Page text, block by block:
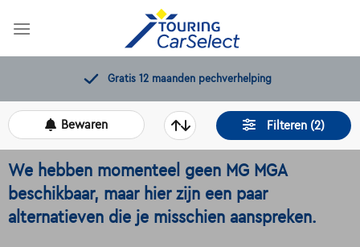
11.000+
Filteren (2)
Bewaren
We hebben momenteel geen MG MGA
beschikbaar, maar hier zijn een paar
alternatieven die je misschien aanspreken.